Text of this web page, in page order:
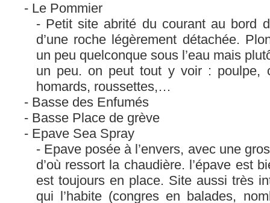
Le Pommier
Petit site abrité du courant au bord
d’une roche légèrement détachée.
un peu quelconque sous l’eau mais
un peu. on peut tout y voir : poulpe,
homards, roussettes,…
Basse des Enfumés
Basse Place de grève
Epave Sea Spray
Epave posée à l’envers, avec une
d’où ressort la chaudière. l’épave est
est toujours en place. Site aussi très
qui l’habite (congres en balades,